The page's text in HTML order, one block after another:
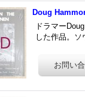
Doug
ドラマー
した作品。